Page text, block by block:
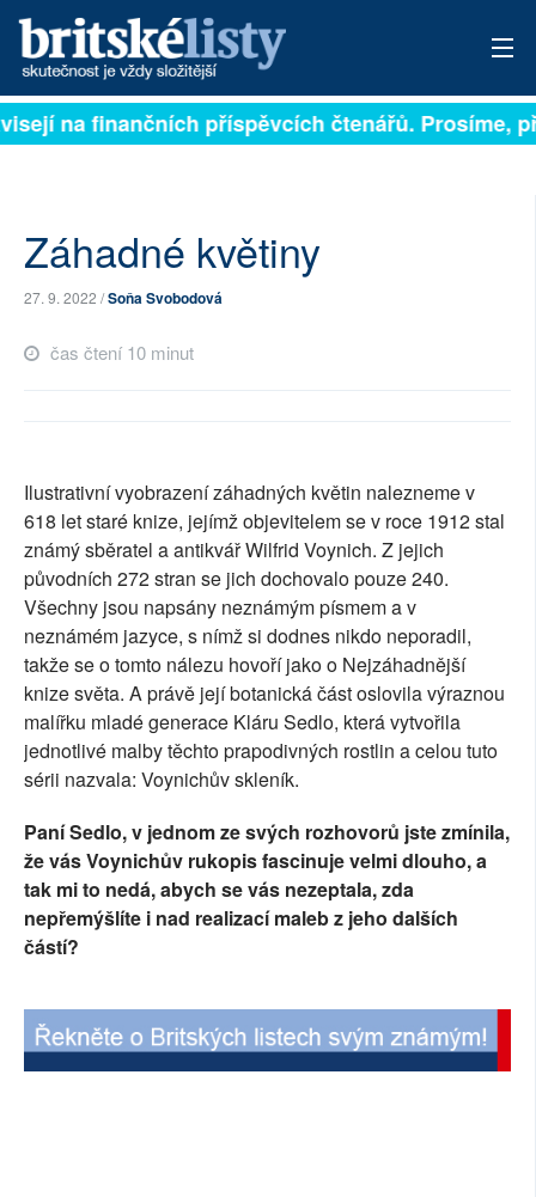
PŘIHLÁSIT
ARCHIV
ROZHOVORY
TÉMATA
PŘÍSPĚVKY NA PROVOZ
SOCIÁLNÍ SÍTĚ
RUBRIKY
PLNÁ VERZE STRÁNEK
na finančních příspěvcích čtenářů. Prosíme,
Záhadné květiny
27. 9. 2022 /Soňa Svobodová
čas čtení 10 minut
Ilustrativní vyobrazení záhadných květin nalezneme v
618 let staré knize, jejímž objevitelem se v roce 1912 stal
známý sběratel a antikvář Wilfrid Voynich. Z jejich
původních 272 stran se jich dochovalo pouze 240.
Všechny jsou napsány neznámým písmem a v
neznámém jazyce, s nímž si dodnes nikdo neporadil,
takže se o tomto nálezu hovoří jako o Nejzáhadnější
knize světa. A právě její botanická část oslovila výraznou
malířku mladé generace Kláru Sedlo, která vytvořila
jednotlivé malby těchto prapodivných rostlin a celou tuto
sérii nazvala: Voynichův skleník.
Paní Sedlo, v jednom ze svých rozhovorů jste zmínila,
že vás Voynichův rukopis fascinuje velmi dlouho, a
tak mi to nedá, abych se vás nezeptala, zda
nepřemýšlíte i nad realizací maleb z jeho dalších
částí?